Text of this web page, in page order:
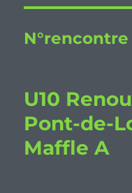
N°rencontre
U10
Pont-de-
Maffle A